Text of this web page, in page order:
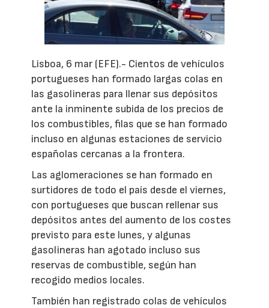
Lisboa, 6 mar (EFE).- Cientos de vehículos
portugueses han formado largas colas en
las gasolineras para llenar sus depósitos
ante la inminente subida de los precios de
los combustibles, filas que se han formado
incluso en algunas estaciones de servicio
españolas cercanas a la frontera.
Las aglomeraciones se han formado en
surtidores de todo el país desde el viernes,
con portugueses que buscan rellenar sus
depósitos antes del aumento de los costes
previsto para este lunes, y algunas
gasolineras han agotado incluso sus
reservas de combustible, según han
recogido medios locales.
También han registrado colas de vehículos